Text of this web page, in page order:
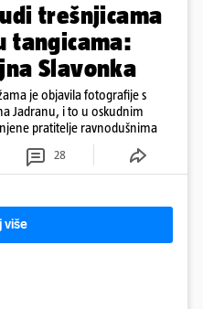
trešnjicama
tangicama:
Slavonka
je objavila fotografije s
Jadranu, i to u oskudnim
pratitelje ravnodušnima
28
više